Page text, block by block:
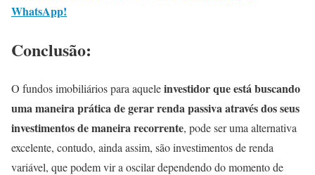
WhatsApp!
Conclusão:
O fundos imobiliários para aqueleinvestidor que está buscando
uma maneira prática de gerar renda passiva através dos seus
investimentos de maneira recorrente, pode ser uma alternativa
excelente, contudo, ainda assim, são investimentos de renda
variável, que podem vir a oscilar dependendo do momento de